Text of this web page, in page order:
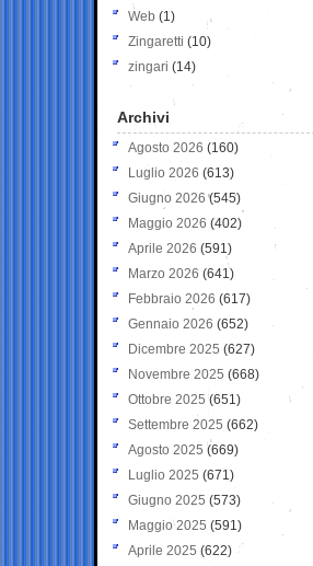
Web (1)
Zingaretti (10)
zingari (14)
Archivi
Agosto 2026 (160)
Luglio 2026 (613)
Giugno 2026 (545)
Maggio 2026 (402)
Aprile 2026 (591)
Marzo 2026 (641)
Febbraio 2026 (617)
Gennaio 2026 (652)
Dicembre 2025 (627)
Novembre 2025 (668)
Ottobre 2025 (651)
Settembre 2025 (662)
Agosto 2025 (669)
Luglio 2025 (671)
Giugno 2025 (573)
Maggio 2025 (591)
Aprile 2025 (622)